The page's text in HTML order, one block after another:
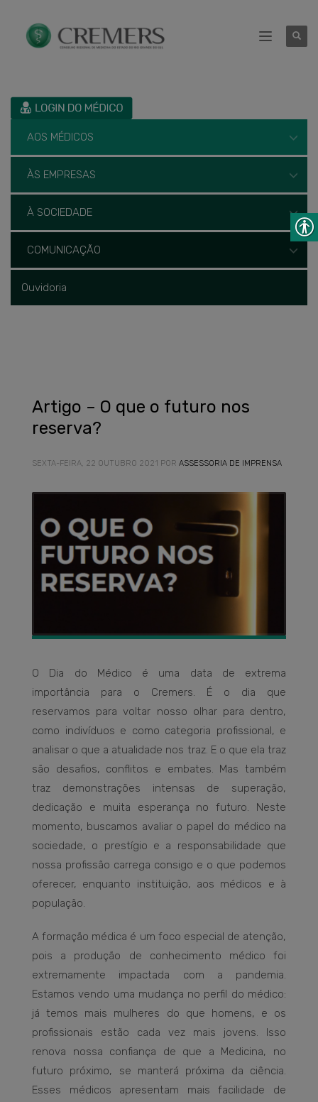
AOS MÉDICOS
ÀS EMPRESAS
À SOCIEDADE
COMUNICAÇÃO
Ouvidoria
Artigo – O que o futuro nos
reserva?
SEXTA-FEIRA, 22 OUTUBRO 2021 POR ASSESSORIA DE IMPRENSA
O Dia do Médico é uma data de extrema
importância para o Cremers. É o dia que
reservamos para voltar nosso olhar para dentro,
como indivíduos e como categoria profissional, e
analisar o que a atualidade nos traz. E o que ela traz
são desafios, conflitos e embates. Mas também
traz demonstrações intensas de superação,
dedicação e muita esperança no futuro. Neste
momento, buscamos avaliar o papel do médico na
sociedade, o prestígio e a responsabilidade que
nossa profissão carrega consigo e o que podemos
oferecer, enquanto instituição, aos médicos e à
população.
A formação médica é um foco especial de atenção,
pois a produção de conhecimento médico foi
extremamente impactada com a pandemia.
Estamos vendo uma mudança no perfil do médico:
já temos mais mulheres do que homens, e os
profissionais estão cada vez mais jovens. Isso
renova nossa confiança de que a Medicina, no
futuro próximo, se manterá próxima da ciência.
Esses médicos apresentam mais facilidade de